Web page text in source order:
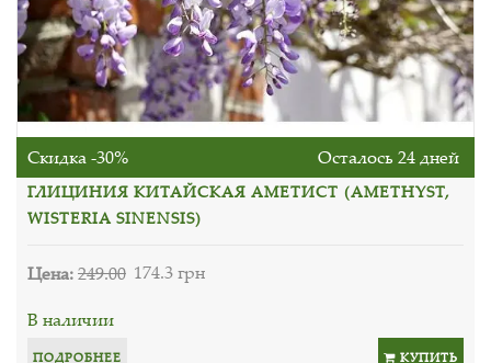
Скидка -30% Осталось 24 дней
ГЛИЦИНИЯ КИТАЙСКАЯ АМЕТИСТ (AMETHYST,
WISTERIA SINENSIS)
Цена:249.00 174.3 грн
В наличии
ПОДРОБНЕЕ КУПИТЬ